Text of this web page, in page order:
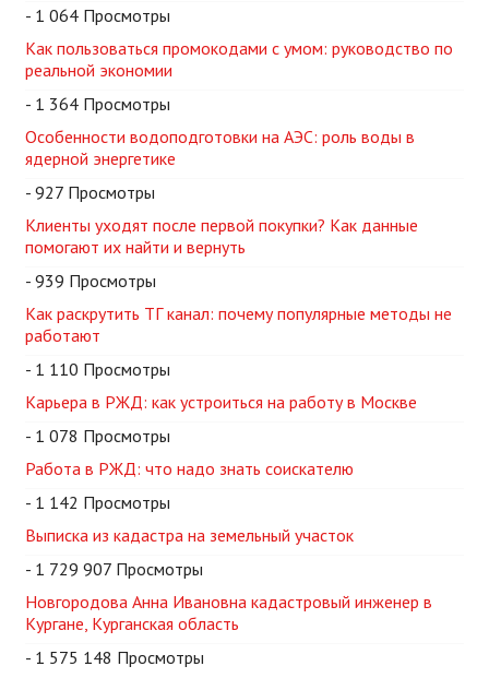
- 1 064 Просмотры
Как пользоваться промокодами с умом: руководство по
реальной экономии
- 1 364 Просмотры
Особенности водоподготовки на АЭС: роль воды в
ядерной энергетике
- 927 Просмотры
Клиенты уходят после первой покупки? Как данные
помогают их найти и вернуть
- 939 Просмотры
Как раскрутить ТГ канал: почему популярные методы не
работают
- 1 110 Просмотры
Карьера в РЖД: как устроиться на работу в Москве
- 1 078 Просмотры
Работа в РЖД: что надо знать соискателю
- 1 142 Просмотры
Выписка из кадастра на земельный участок
- 1 729 907 Просмотры
Новгородова Анна Ивановна кадастровый инженер в
Кургане, Курганская область
- 1 575 148 Просмотры